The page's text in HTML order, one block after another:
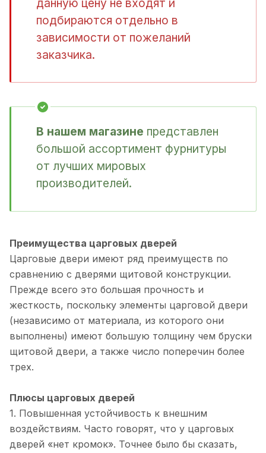
данную цену не входят и
подбираются отдельно в
зависимости от пожеланий
заказчика.
В нашем магазине представлен
большой ассортимент фурнитуры
от лучших мировых
производителей.
Преимущества царговых дверей
Царговые двери имеют ряд преимуществ по
сравнению с дверями щитовой конструкции.
Прежде всего это большая прочность и
жесткость, поскольку элементы царговой двери
(независимо от материала, из которого они
выполнены) имеют большую толщину чем бруски
щитовой двери, а также число поперечин более
трех.
Плюсы царговых дверей
1. Повышенная устойчивость к внешним
воздействиям. Часто говорят, что у царговых
дверей «нет кромок». Точнее было бы сказать,